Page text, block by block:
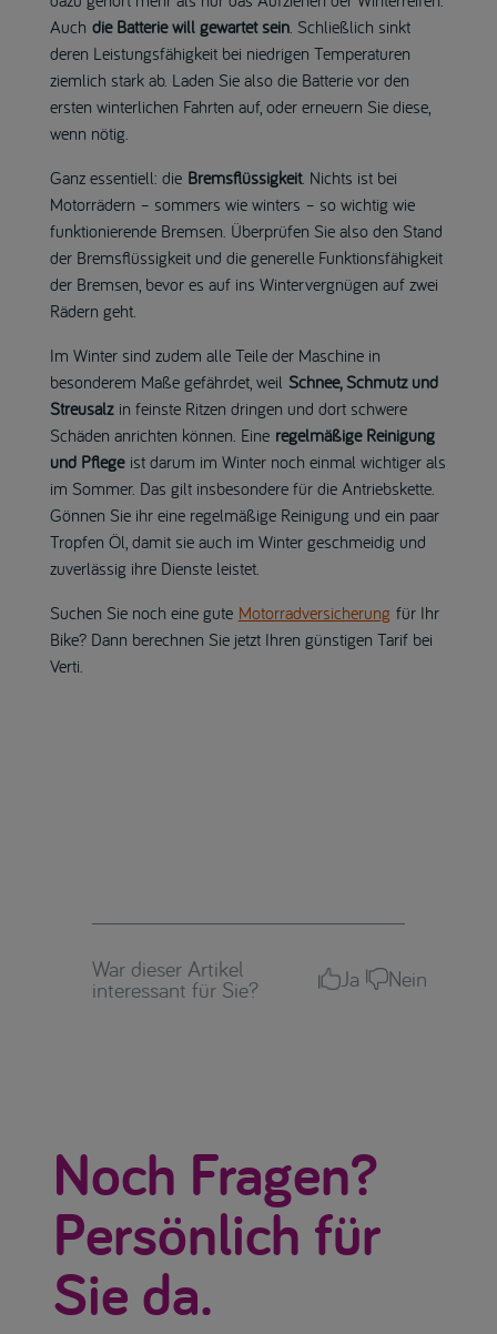
Auch die Batterie will gewartet sein. Schließlich sinkt
deren Leistungsfähigkeit bei niedrigen Temperaturen
ziemlich stark ab. Laden Sie also die Batterie vor den
ersten winterlichen Fahrten auf, oder erneuern Sie diese,
wenn nötig.
Ganz essentiell: die Bremsflüssigkeit. Nichts ist bei
Motorrädern – sommers wie winters – so wichtig wie
funktionierende Bremsen. Überprüfen Sie also den Stand
der Bremsflüssigkeit und die generelle Funktionsfähigkeit
der Bremsen, bevor es auf ins Wintervergnügen auf zwei
Rädern geht.
Im Winter sind zudem alle Teile der Maschine in
besonderem Maße gefährdet, weil Schnee, Schmutz und
Streusalzin feinste Ritzen dringen und dort schwere
Schäden anrichten können. Eine regelmäßige Reinigung
und Pflegeist darum im Winter noch einmal wichtiger als
im Sommer. Das gilt insbesondere für die Antriebskette.
Gönnen Sie ihr eine regelmäßige Reinigung und ein paar
Tropfen Öl, damit sie auch im Winter geschmeidig und
zuverlässig ihre Dienste leistet.
Suchen Sie noch eine gute Motorradversicherung für Ihr
Bike? Dann berechnen Sie jetzt Ihren günstigen Tarif bei
Verti.
War dieser Artikel
interessant für Sie? Ja Nein
Noch Fragen?
Persönlich für
Sie da.